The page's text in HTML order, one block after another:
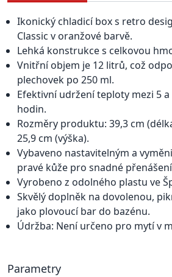
Ikonický chladicí box s retro
Classic v oranžové barvě.
Lehká konstrukce s celkovou
Vnitřní objem je 12 litrů, což
plechovek po 250 ml.
Efektivní udržení teploty mezi 5 a
hodin.
Rozměry produktu: 39,3 cm
25,9 cm (výška).
Vybaveno nastavitelným a
pravé kůže pro snadné
Vyrobeno z odolného plastu ve
Skvělý doplněk na dovolenou,
jako plovoucí bar do bazénu.
Údržba: Není určeno pro mytí v
Parametry